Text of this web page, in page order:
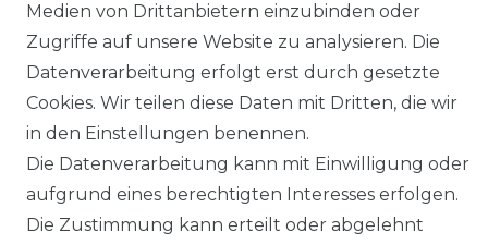
SERVICE
Holzenplotz
Impressum Daten­schutz­erklärung
Medien von Drittanbietern einzubinden oder
Zugriffe auf unsere Website zu analysieren. Die
Datenverarbeitung erfolgt erst durch gesetzte
Cookies. Wir teilen diese Daten mit Dritten, die wir
in den Einstellungen benennen.
Die Datenverarbeitung kann mit Einwilligung oder
aufgrund eines berechtigten Interesses erfolgen.
Die Zustimmung kann erteilt oder abgelehnt